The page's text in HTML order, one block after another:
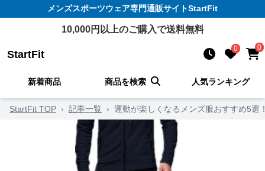
メンズスポーツウェア専門通販サイトStartFit
10,000円以上のご購入で送料無料
StartFit 0 0
新着商品 商品を検索 人気ランキング
StartFit TOP › 記事一覧 › 運動が楽しくなるメンズ服おすすめ5選